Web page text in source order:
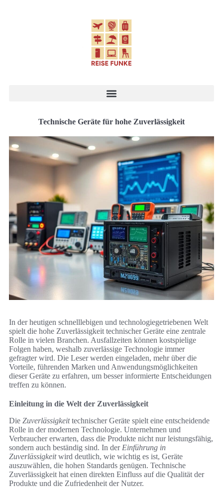
Technische Geräte für hohe Zuverlässigkeit
In der heutigen schnelllebigen und technologiegetriebenen Welt
spielt die hohe Zuverlässigkeit technischer Geräte eine zentrale
Rolle in vielen Branchen. Ausfallzeiten können kostspielige
Folgen haben, weshalb zuverlässige Technologie immer
gefragter wird. Die Leser werden eingeladen, mehr über die
Vorteile, führenden Marken und Anwendungsmöglichkeiten
dieser Geräte zu erfahren, um besser informierte Entscheidungen
treffen zu können.
Einleitung in die Welt der Zuverlässigkeit
Die Zuverlässigkeittechnischer Geräte spielt eine entscheidende
Rolle in der modernen Technologie. Unternehmen und
Verbraucher erwarten, dass die Produkte nicht nur leistungsfähig,
sondern auch beständig sind. In der Einführung in
Zuverlässigkeitwird deutlich, wie wichtig es ist, Geräte
auszuwählen, die hohen Standards genügen. Technische
Zuverlässigkeit hat einen direkten Einfluss auf die Qualität der
Produkte und die Zufriedenheit der Nutzer.